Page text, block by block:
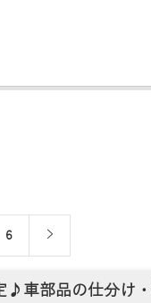
6
♪車部品の仕分け